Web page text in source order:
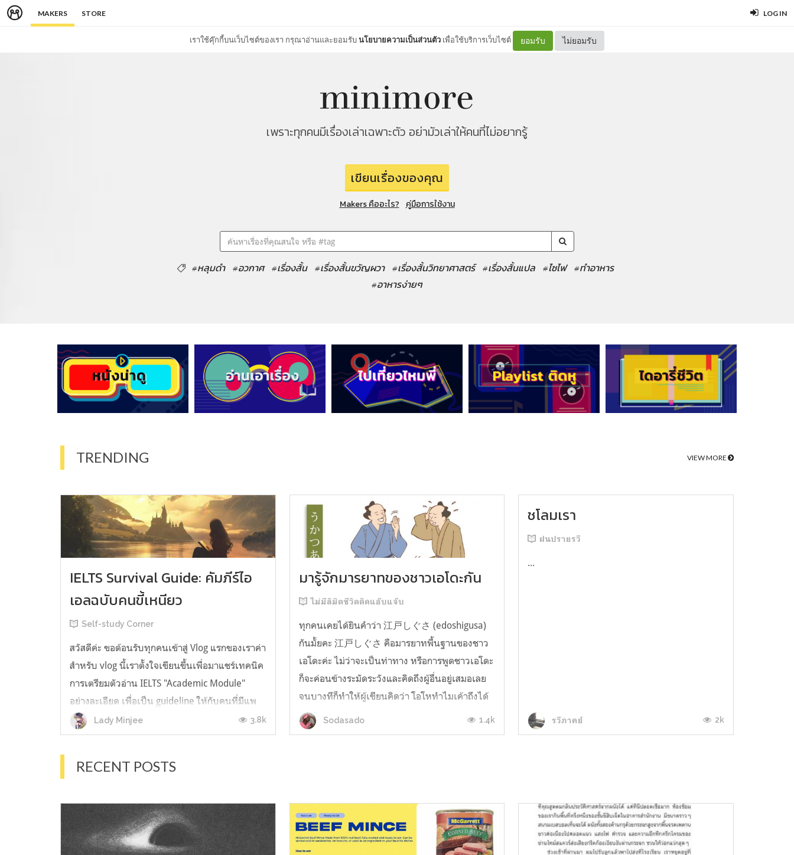
MAKERS STORE LOG IN
เราใช้คุ๊กกี้บนเว็บไซต์ของเรา กรุณาอ่านและยอมรับนโยบายความเป็นส่วนตัว เพื่อใช้บริการเว็บไซต์ ยอมรับ ไม่ยอมรับ
เพราะทุกคนมีเรื่องเล่าเฉพาะตัว อย่ามัวเล่าให้คนที่ไม่อยากรู้
เขียนเรื่องของคุณ
Makers คืออะไร? คู่มือการใช้งาน
#หลุมดำ #อวกาศ #เรื่องสั้น #เรื่องสั้นขวัญผวา #เรื่องสั้นวิทยาศาสตร์ #เรื่องสั้นแปล #ไซไฟ
#ทำอาหาร
#อาหารง่ายๆ
TRENDING VIEW MORE
IELTS Survival Guide: คัมภีร์ไอ
เอลฉบับคนขี้เหนียว
Self-study Corner
สวัสดีค่ะ ขอต้อนรับทุกคนเข้าสู่ Vlog แรกของเราค่า
สำหรับ vlog นี้เราตั้งใจเขียนขึ้นเพื่อมาแชร์เทคนิค
การเตรียมตัวอ่าน IELTS "Academic Module"
อย่างละเอียด เพื่อเป็น guideline ให้กับคนที่มีแพ
ลนจะสอบแต่ไม่รู้ต้องเริ่มตรงไหน หรืออยากจะได้
ข้อมูลเพิ่มเติมมาเสริมความมั่นใจจากที่ตัวเองเรียน
Lady Minjee 3.8k
มารู้จักมารยาทของชาวเอโดะกัน
ไม่มีลิมิตชีวิตติดแอ๊บแจ๊บ
ทุกคนเคยได้ยินคำว่า 江戸しぐさ (edoshigusa)
กันมั้ยคะ 江戸しぐさ คือมารยาทพื้นฐานของชาว
เอโดะค่ะ ไม่ว่าจะเป็นท่าทาง หรือการพูดชาวเอโดะ
ก็จะค่อนข้างระมัดระวังและคิดถึงผู้อื่นอยู่เสมอเลย
จนบางทีก็ทำให้ผู้เขียนคิดว่า โอโหทำไมเค้าถึงได้
คิดถึงคนอื่นได้ขนาดนี้นะอยากรู้มั้ยคะว่าชาวเอโดะ
มารยาทดีขนาดไหน มาลองอ่านกันได้เ...
Sodasado 1.4k
ชโลมเรา
ฝนปรายรวี
...
รวีภาคย์ 2k
RECENT POSTS